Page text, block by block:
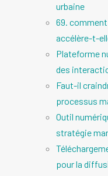
urbaine
69.
accélère-t-
Plateforme
des
Faut-il
processus
Outil
stratégie
pour la